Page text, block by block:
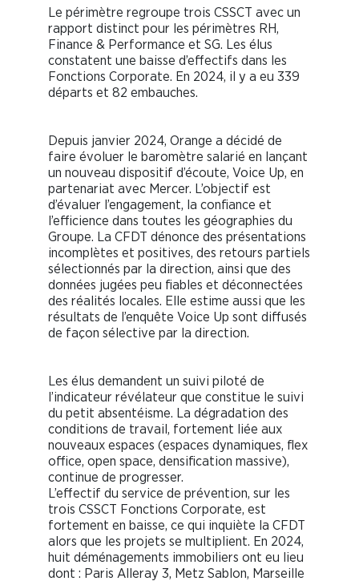
Le périmètre regroupe trois CSSCT avec un
rapport distinct pour les périmètres RH,
Finance & Performance et SG. Les élus
constatent une baisse d’effectifs dans les
Fonctions Corporate. En 2024, il y a eu 339
départs et 82 embauches.
Depuis janvier 2024, Orange a décidé de
faire évoluer le baromètre salarié en lançant
un nouveau dispositif d’écoute, Voice Up, en
partenariat avec Mercer. L’objectif est
d’évaluer l’engagement, la confiance et
l’efficience dans toutes les géographies du
Groupe. La CFDT dénonce des présentations
incomplètes et positives, des retours partiels
sélectionnés par la direction, ainsi que des
données jugées peu fiables et déconnectées
des réalités locales. Elle estime aussi que les
résultats de l’enquête Voice Up sont diffusés
de façon sélective par la direction.
Les élus demandent un suivi piloté de
l’indicateur révélateur que constitue le suivi
du petit absentéisme. La dégradation des
conditions de travail, fortement liée aux
nouveaux espaces (espaces dynamiques, flex
office, open space, densification massive),
continue de progresser.
L’effectif du service de prévention, sur les
trois CSSCT Fonctions Corporate, est
fortement en baisse, ce qui inquiète la CFDT
alors que les projets se multiplient. En 2024,
huit déménagements immobiliers ont eu lieu
dont : Paris Alleray 3, Metz Sablon, Marseille